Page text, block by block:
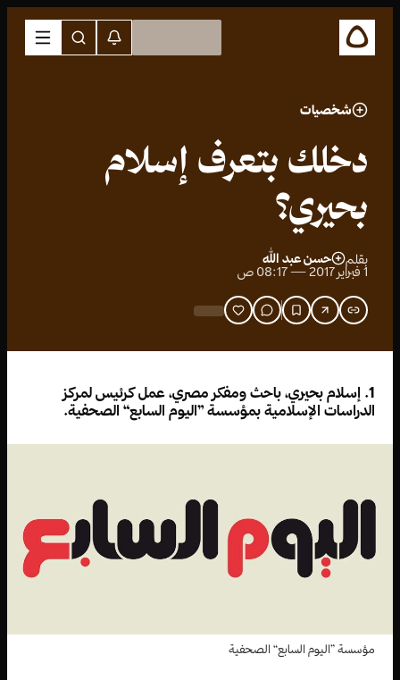
شخصيات
دخلك بتعرف إسلام
بحيري؟
بقلم
حسن عبد الله
1 فبراير 2017 — 08:17 ص
1. إسلام بحيري، باحث ومفكر مصري، عمل كرئيس لمركز
الدراسات الإسلامية بمؤسسة ”اليوم السابع“ الصحفية.
مؤسسة ”اليوم السابع“ الصحفية